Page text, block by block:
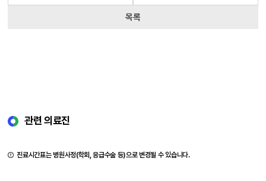
목록
관련 의료진
진료시간표는 병원사정(학회, 응급수술 등)으로 변경될 수 있습니다.